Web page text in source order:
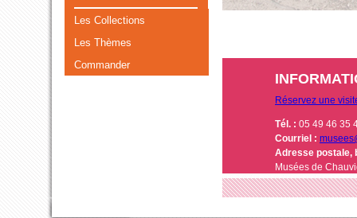
Les Collections
Les Thèmes
Commander
Réservez une
Tél. : 05 49 46 35
Courriel :
Adresse postale,
Musées de